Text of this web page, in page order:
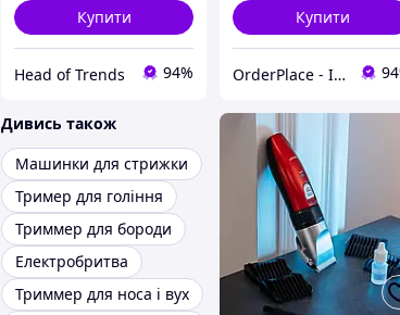
Купити
Head of Trends 94%
Купити
OrderPlace - Інтернет-магазин товарів для дому
Дивись також
Машинки для стрижки
Тример для гоління
Триммер для бороди
Електробритва
Триммер для носа і вух